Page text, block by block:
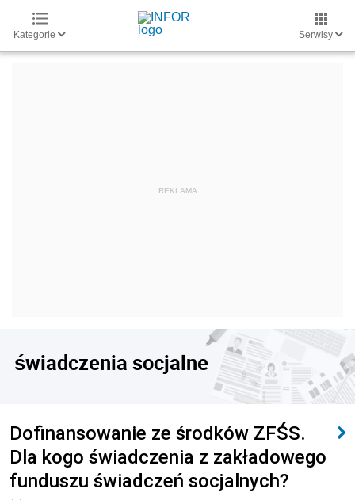
Kategorie Serwisy
świadczenia socjalne
Dofinansowanie ze środków ZFŚS.
Dla kogo świadczenia z zakładowego
funduszu świadczeń socjalnych?